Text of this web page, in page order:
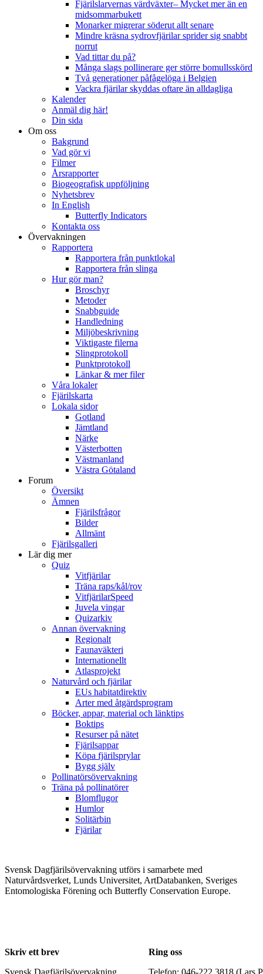
Fjärilslarvernas värdväxter– Mycket mer än en
midsommarbukett
Monarker migrerar söderut allt senare
Mindre kräsna sydrovfjärilar sprider sig snabbt
norrut
Vad tittar du på?
Många slags pollinerare ger större bomullsskörd
Två generationer påfågelöga i Belgien
Vackra fjärilar skyddas oftare än alldagliga
Kalender
Anmäl dig här!
Din sida
Om oss
Bakgrund
Vad gör vi
Filmer
Årsrapporter
Biogeografisk uppföljning
Nyhetsbrev
In English
Butterfly Indicators
Kontakta oss
Övervakningen
Rapportera
Rapportera från punktlokal
Rapportera från slinga
Hur gör man?
Broschyr
Metoder
Snabbguide
Handledning
Miljöbeskrivning
Viktigaste filerna
Slingprotokoll
Punktprotokoll
Länkar & mer filer
Våra lokaler
Fjärilskarta
Lokala sidor
Gotland
Jämtland
Närke
Västerbotten
Västmanland
Västra Götaland
Forum
Översikt
Ämnen
Fjärilsfrågor
Bilder
Allmänt
Fjärilsgalleri
Lär dig mer
Quiz
Vitfjärilar
Träna raps/kål/rov
VitfjärilarSpeed
Juvela vingar
Quizarkiv
Annan övervakning
Regionalt
Faunaväkteri
Internationellt
Atlasprojekt
Naturvård och fjärilar
EUs habitatdirektiv
Arter med åtgärdsprogram
Böcker, appar, material och länktips
Boktips
Resurser på nätet
Fjärilsappar
Köpa fjärilsprylar
Bygg själv
Pollinatörsövervakning
Träna på pollinatörer
Blomflugor
Humlor
Solitärbin
Fjärilar
Svensk Dagfjärilsövervakning utförs i samarbete med
Naturvårdsverket, Lunds Universitet, ArtDatabanken, Sveriges
Entomologiska Förening och Butterfly Conservation Europe.
Skriv ett brev
Svensk Dagfjärilsövervakning
Ring oss
Telefon: 046-222 3818 (Lars